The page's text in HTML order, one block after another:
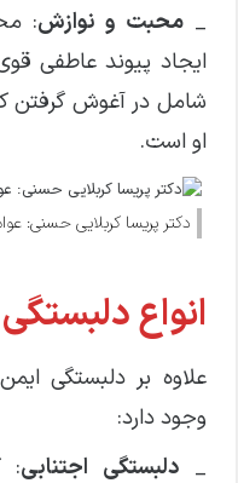
_محبت و نوازش:
ایجاد پیوند عاطفی
شامل در آغوش گرفتن
او است.
دکتر پریسا کربلایی حسنی:
انواع
علاوه بر دلبستگی
وجود دارد:
_ دلبستگی اجتنابی: